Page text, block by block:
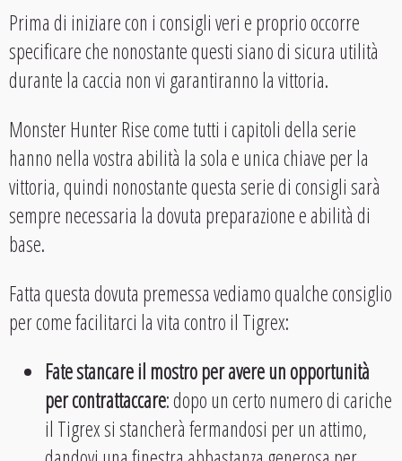
Prima di iniziare con i consigli veri e proprio occorre
specificare che nonostante questi siano di sicura utilità
durante la caccia non vi garantiranno la vittoria.
Monster Hunter Rise come tutti i capitoli della serie
hanno nella vostra abilità la sola e unica chiave per la
vittoria, quindi nonostante questa serie di consigli sarà
sempre necessaria la dovuta preparazione e abilità di
base.
Fatta questa dovuta premessa vediamo qualche consiglio
per come facilitarci la vita contro il Tigrex:
Fate stancare il mostro per avere un opportunità
per contrattaccare: dopo un certo numero di cariche
il Tigrex si stancherà fermandosi per un attimo,